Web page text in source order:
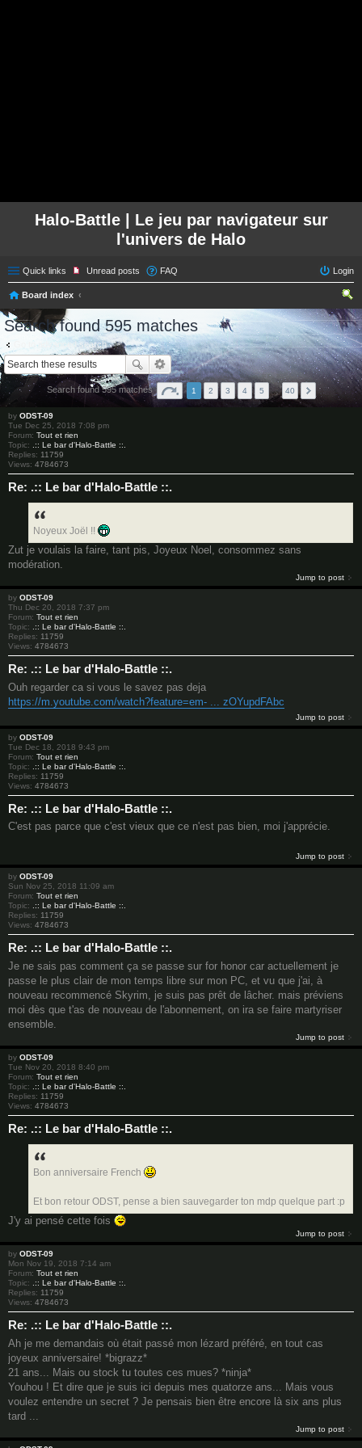
Halo-Battle | Le jeu par navigateur sur
l'univers de Halo
Quick links Unread posts FAQ Login
Board index
ear
ch
Search found 595 matches
Go to advanced search
Search found 595 matches 1 2 3 4 5 … 40
by ODST-09
Tue Dec 25, 2018 7:08 pm
Forum: Tout et rien
Topic:
.:: Le bar d'Halo-Battle ::.
Replies: 11759
Views: 4784673
Re: .:: Le bar d'Halo-Battle ::.
Noyeux Joël !!
Zut je voulais la faire, tant pis, Joyeux Noel, consommez sans
modération.
Jump to post
by ODST-09
Thu Dec 20, 2018 7:37 pm
Forum: Tout et rien
Topic:
.:: Le bar d'Halo-Battle ::.
Replies: 11759
Views: 4784673
Re: .:: Le bar d'Halo-Battle ::.
Ouh regarder ca si vous le savez pas deja
https://m.youtube.com/watch?feature=em- ... zOYupdFAbc
Jump to post
by ODST-09
Tue Dec 18, 2018 9:43 pm
Forum: Tout et rien
Topic:
.:: Le bar d'Halo-Battle ::.
Replies: 11759
Views: 4784673
Re: .:: Le bar d'Halo-Battle ::.
C'est pas parce que c'est vieux que ce n'est pas bien, moi j'apprécie.
Jump to post
by ODST-09
Sun Nov 25, 2018 11:09 am
Forum: Tout et rien
Topic:
.:: Le bar d'Halo-Battle ::.
Replies: 11759
Views: 4784673
Re: .:: Le bar d'Halo-Battle ::.
Je ne sais pas comment ça se passe sur for honor car actuellement je
passe le plus clair de mon temps libre sur mon PC, et vu que j'ai, à
nouveau recommencé Skyrim, je suis pas prêt de lâcher. mais préviens
moi dès que t'as de nouveau de l'abonnement, on ira se faire martyriser
ensemble.
Jump to post
by ODST-09
Tue Nov 20, 2018 8:40 pm
Forum: Tout et rien
Topic:
.:: Le bar d'Halo-Battle ::.
Replies: 11759
Views: 4784673
Re: .:: Le bar d'Halo-Battle ::.
Bon anniversaire French
Et bon retour ODST, pense a bien sauvegarder ton mdp quelque part :p
J'y ai pensé cette fois
Jump to post
by ODST-09
Mon Nov 19, 2018 7:14 am
Forum: Tout et rien
Topic: .:: Le bar d'Halo-Battle ::.
Replies: 11759
Views: 4784673
Re: .:: Le bar d'Halo-Battle ::.
Ah je me demandais où était passé mon lézard préféré, en tout cas
joyeux anniversaire! *bigrazz*
21 ans... Mais ou stock tu toutes ces mues? *ninja*
Youhou ! Et dire que je suis ici depuis mes quatorze ans... Mais vous
voulez entendre un secret ? Je pensais bien être encore là six ans plus
tard ...
Jump to post